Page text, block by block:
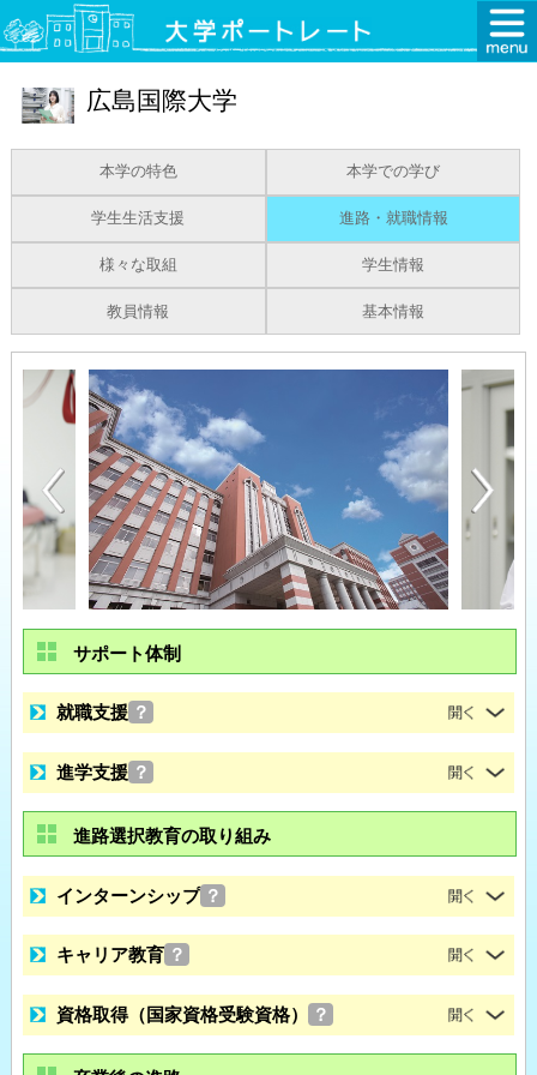
広島国際大学
本学の特色 本学での学び
学生生活支援 進路・就職情報
様々な取組 学生情報
教員情報 基本情報
サポート体制
就職支援 ？
進学支援 ？
進路選択教育の取り組み
インターンシップ ？
キャリア教育 ？
資格取得（国家資格受験資格） ？